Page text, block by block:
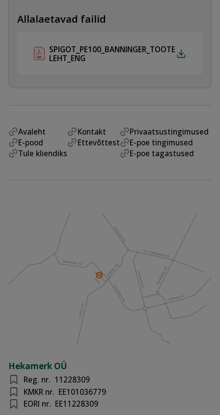
Allalaetavad failid
SPIGOT_PE100_BANNINGER_TOOTE
LEHT_ENG
Avaleht
E-pood
Tule kliendiks
Kontakt
Ettevõttest
Privaatsustingimused
E-poe tingimused
E-poe tagastused
Hekamerk OÜ
Reg. nr. 11228309
KMKR nr. EE101036779
EORI nr. EE11228309